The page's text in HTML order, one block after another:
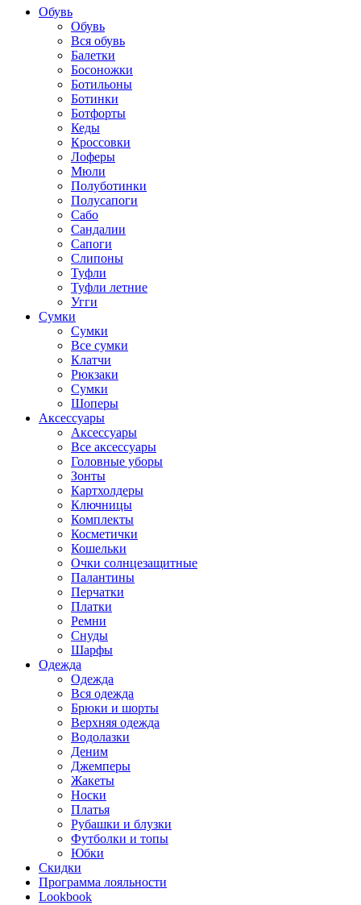
Обувь
Обувь
Вся обувь
Балетки
Босоножки
Ботильоны
Ботинки
Ботфорты
Кеды
Кроссовки
Лоферы
Мюли
Полуботинки
Полусапоги
Сабо
Сандалии
Сапоги
Слипоны
Туфли
Туфли летние
Угги
Сумки
Сумки
Все сумки
Клатчи
Рюкзаки
Сумки
Шоперы
Аксессуары
Аксессуары
Все аксессуары
Головные уборы
Зонты
Картхолдеры
Ключницы
Комплекты
Косметички
Кошельки
Очки солнцезащитные
Палантины
Перчатки
Платки
Ремни
Снуды
Шарфы
Одежда
Одежда
Вся одежда
Брюки и шорты
Верхняя одежда
Водолазки
Деним
Джемперы
Жакеты
Носки
Платья
Рубашки и блузки
Футболки и топы
Юбки
Скидки
Программа лояльности
Lookbook